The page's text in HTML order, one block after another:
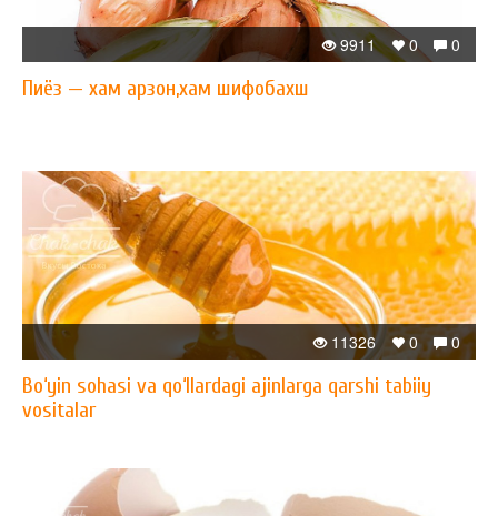
0
0
9911
Пиёз — xам арзон,xам шифобахш
0
0
11326
Bo‘yin sohasi va qo‘llardagi ajinlarga qarshi tabiiy
vositalar